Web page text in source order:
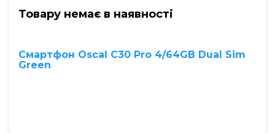
Товару немає в наявностi
Смартфон Oscal C30 Pro 4/64GB Dual Sim
Green